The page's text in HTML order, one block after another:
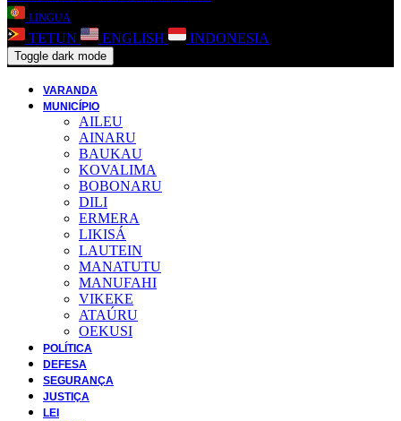
LINGUA
TETUN ENGLISH INDONESIA
Toggle dark mode
VARANDA
MUNICÍPIO
AILEU
AINARU
BAUKAU
KOVALIMA
BOBONARU
DILI
ERMERA
LIKISÁ
LAUTEIN
MANATUTU
MANUFAHI
VIKEKE
ATAÚRU
OEKUSI
POLÍTICA
DEFESA
SEGURANÇA
JUSTIÇA
LEI